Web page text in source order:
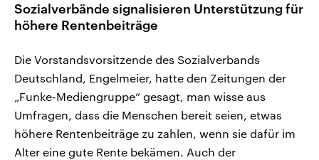
Sozialverbände signalisieren Unterstützung für
höhere Rentenbeiträge
Die Vorstandsvorsitzende des Sozialverbands
Deutschland, Engelmeier, hatte den Zeitungen der
„Funke-Mediengruppe“ gesagt, man wisse aus
Umfragen, dass die Menschen bereit seien, etwas
höhere Rentenbeiträge zu zahlen, wenn sie dafür im
Alter eine gute Rente bekämen. Auch der